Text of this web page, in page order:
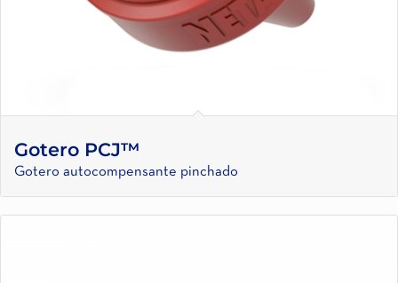
Gotero PCJ™
Gotero autocompensante pinchado